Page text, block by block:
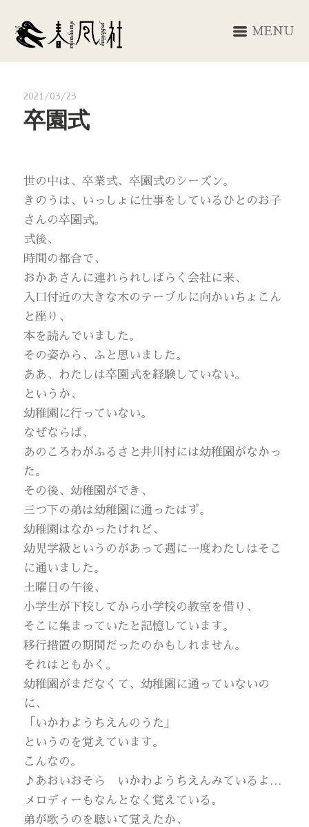
MENU
2021/03/23
卒園式
世の中は、卒業式、卒園式のシーズン。
きのうは、いっしょに仕事をしているひとのお子
さんの卒園式。
式後、
時間の都合で、
おかあさんに連れられしばらく会社に来、
入口付近の大きな木のテーブルに向かいちょこん
と座り、
本を読んでいました。
その姿から、ふと思いました。
ああ、わたしは卒園式を経験していない。
というか、
幼稚園に行っていない。
なぜならば、
あのころわがふるさと井川村には幼稚園がなかっ
た。
その後、幼稚園ができ、
三つ下の弟は幼稚園に通ったはず。
幼稚園はなかったけれど、
幼児学級というのがあって週に一度わたしはそこ
に通いました。
土曜日の午後、
小学生が下校してから小学校の教室を借り、
そこに集まっていたと記憶しています。
移行措置の期間だったのかもしれません。
それはともかく。
幼稚園がまだなくて、幼稚園に通っていないの
に、
「いかわようちえんのうた」
というのを覚えています。
こんなの。
♪あおいおそら いかわようちえんみているよ…
メロディーもなんとなく覚えている。
弟が歌うのを聴いて覚えたか、